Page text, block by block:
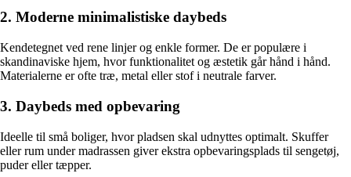
2. Moderne minimalistiske daybeds
Kendetegnet ved rene linjer og enkle former. De er populære i
skandinaviske hjem, hvor funktionalitet og æstetik går hånd i hånd.
Materialerne er ofte træ, metal eller stof i neutrale farver.
3. Daybeds med opbevaring
Ideelle til små boliger, hvor pladsen skal udnyttes optimalt. Skuffer
eller rum under madrassen giver ekstra opbevaringsplads til sengetøj,
puder eller tæpper.